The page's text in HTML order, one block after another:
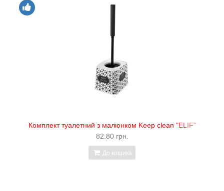
Комплект туалетний з малюнком Keep clean "ELIF"
82.80 грн.
До кошика